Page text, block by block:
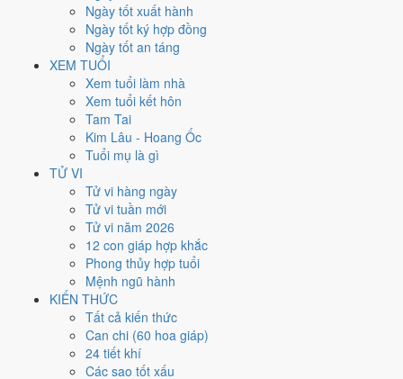
Ngày tốt xuất hành
Ngày tốt ký hợp đồng
Ngày tốt an táng
XEM TUỔI
Xem tuổi làm nhà
Xem tuổi kết hôn
Tam Tai
Kim Lâu - Hoang Ốc
Tuổi mụ là gì
TỬ VI
Tử vi hàng ngày
Tử vi tuần mới
Tử vi năm 2026
12 con giáp hợp khắc
Phong thủy hợp tuổi
Mệnh ngũ hành
KIẾN THỨC
Tất cả kiến thức
Can chi (60 hoa giáp)
24 tiết khí
Các sao tốt xấu
Tiết Tiểu Thử
Nhâm Tý
Bính Ngọ
Ngày Quý Mùi có TrựcTrừ(ngày trừ bỏ điều cũ, đón điều mới) nhưng
Câu Trận hắc đạo. Điểm trung bình 7 việc chính chỉ
Ngày Hung, cần thận trọng với các quyết định lớn khó đảo
Hợi, Mão, Ngọhợp ngày; tuổi
Ngày 8/7/2026 tốt hay xấu cho
việc gì?